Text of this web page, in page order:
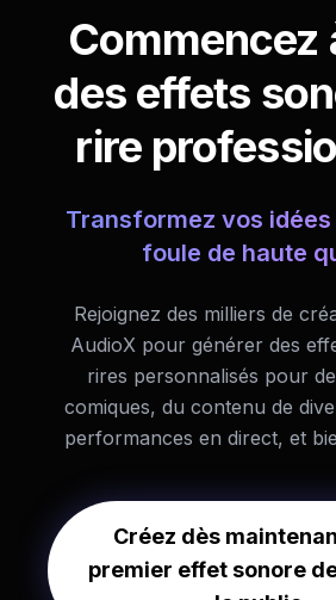
Commencez
des effets
rire
Transformez vos idées
foule de haute
Rejoignez des milliers de
AudioX pour générer des
rires personnalisés pour
comiques, du contenu de
performances en direct, et
Créez dès
premier effet sonore